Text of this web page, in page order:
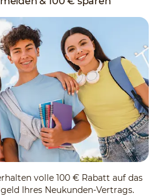
volle 100 € Rabatt auf das
Ihres Neukunden-Vertrags.